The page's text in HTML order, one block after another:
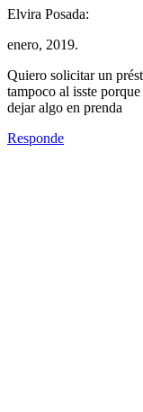
Elvira Posada:
enero, 2019.
Quiero solicitar un
tampoco al isste
dejar algo en prenda
Responde